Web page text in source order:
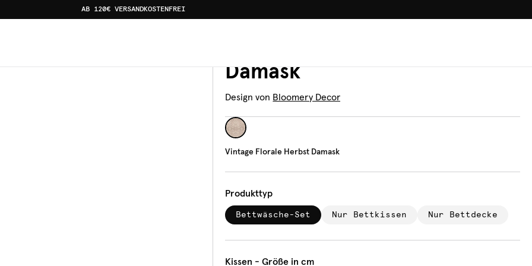
AB 120€ VERSANDKOSTENFREI
Damask Bettwäsche
Damask
Design von Bloomery Decor
Vintage Florale Herbst Damask
Produkttyp
Bettwäsche-Set Nur Bettkissen Nur Bettdecke
Kissen - Größe in cm